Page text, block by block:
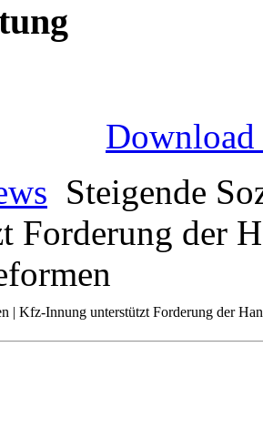
Download
Steigende
Forderung der
| Kfz-Innung unterstützt Forderung der